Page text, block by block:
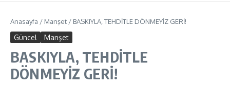
Anasayfa / Manşet / BASKIYLA, TEHDİTLE DÖNMEYİZ GERİ!
Güncel Manşet
BASKIYLA, TEHDİTLE
DÖNMEYİZ GERİ!